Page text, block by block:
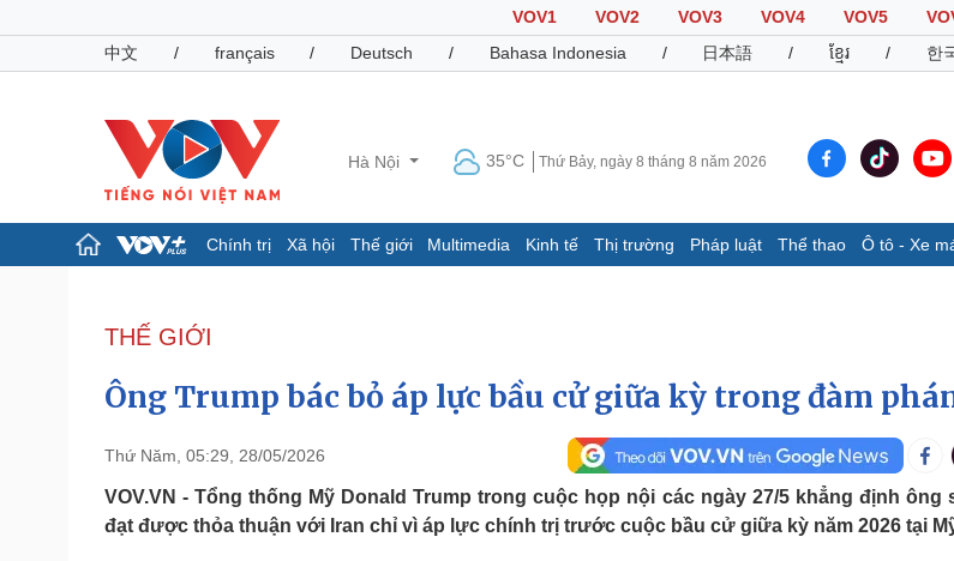
VOV1 VOV2 VOV3 VOV4 VOV5
中文
/ français / Deutsch / Bahasa Indonesia / 日本語 / ខ្មែរ / 한
Hà Nội 35°C Thứ Bảy, ngày 8 tháng 8 năm 2026
Chính trị Xã hội Thế giới Multimedia Kinh tế Thị trường Pháp luật Thể thao Ô tô - Xe
Đảng
Tổ chức nhân sự
Quốc hội
Nhận diện sự thật
Giáo dục
Dấu ấn VOV
Infographic
Pháp luật
Vụ án
Quân sự - Quốc phòng
Vũ khí
Thể thao
Bóng đá
Ô tô - Xe máy
Ô tô
THẾ GIỚI
Ông Trump bác bỏ áp lực bầu cử giữa kỳ trong đàm
Thứ Năm, 05:29, 28/05/2026
VOV.VN - Tổng thống Mỹ Donald Trump trong cuộc họp nội các ngày 27/5 khẳng định ông
đạt được thỏa thuận với Iran chỉ vì áp lực chính trị trước cuộc bầu cử giữa kỳ năm 2026 tại